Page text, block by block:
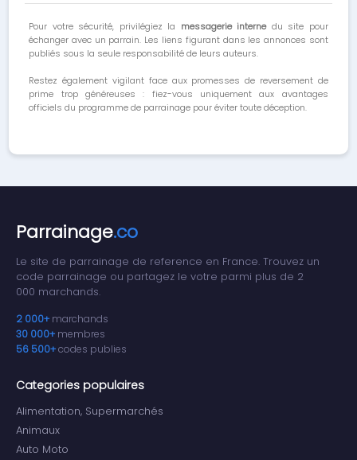
Pour votre sécurité, privilégiez la messagerie internedu site pour
échanger avec un parrain. Les liens figurant dans les annonces sont
publiés sous la seule responsabilité de leurs auteurs.
Restez également vigilant face aux promesses de reversement de
prime trop généreuses : fiez-vous uniquement aux avantages
officiels du programme de parrainage pour éviter toute déception.
Parrainage.co
Le site de parrainage de reference en France. Trouvez un
code parrainage ou partagez le votre parmi plus de 2
000 marchands.
2 000+ marchands
30 000+ membres
56 500+codes publies
Categories populaires
Alimentation, Supermarchés
Animaux
Auto Moto